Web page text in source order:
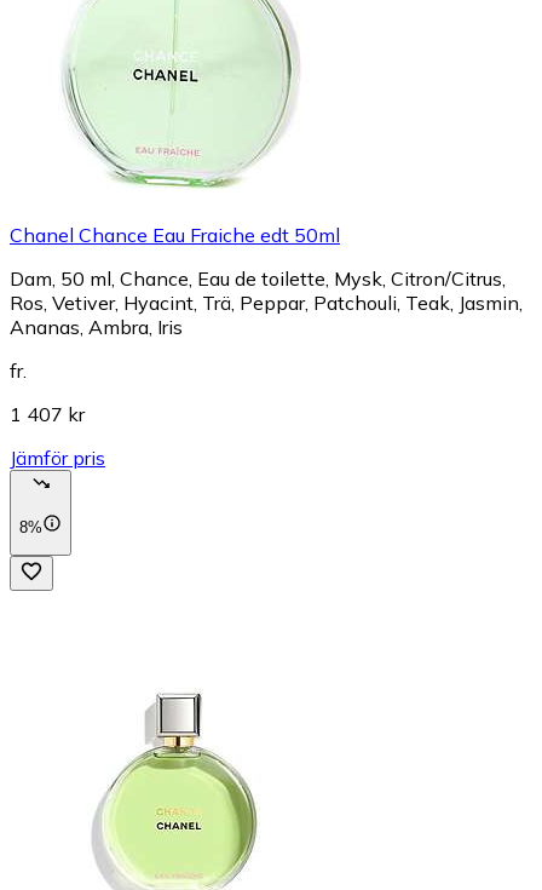
Chanel Chance Eau Fraiche edt 50ml
Dam, 50 ml, Chance, Eau de toilette, Mysk, Citron/Citrus,
Ros, Vetiver, Hyacint, Trä, Peppar, Patchouli, Teak, Jasmin,
Ananas, Ambra, Iris
fr.
1 407 kr
Jämför pris
8%